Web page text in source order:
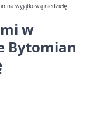
na wyjątkową niedzielę
w
Bytomian